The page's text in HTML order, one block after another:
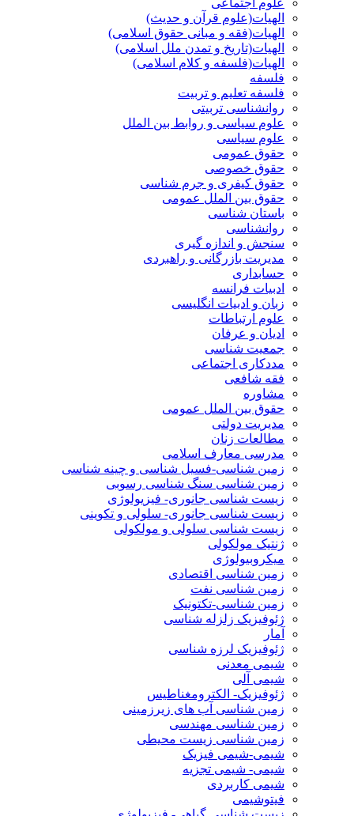
الهیات(علوم قرآن و حدیث)
الهیات(فقه و مبانی حقوق اسلامی)
الهیات(تاریخ و تمدن ملل اسلامی)
الهیات(فلسفه و کلام اسلامی)
فلسفه
فلسفه تعلیم و تربیت
روانشناسی تربیتی
علوم سیاسی و روابط بین الملل
علوم سیاسی
حقوق عمومی
حقوق خصوصی
حقوق کیفری و جرم شناسی
حقوق بین الملل عمومی
باستان شناسی
روانشناسی
سنجش و اندازه گیری
مدیریت بازرگانی و راهبردی
حسابداری
ادبیات فرانسه
زبان و ادبیات انگلیسی
علوم ارتباطات
ادیان و عرفان
جمعیت شناسی
مددکاری اجتماعی
فقه شافعی
مشاوره
حقوق بین الملل عمومی
مدیریت دولتی
مطالعات زنان
مدرسی معارف اسلامی
زمین شناسی-فسیل شناسی و چینه شناسی
زمین شناسی سنگ شناسی رسوبی
زیست شناسی جانوری- فیزیولوژی
زیست شناسی جانوری- سلولی و تکوینی
زیست شناسی سلولی و مولکولی
ژنتیک مولکولی
میکروبیولوژی
زمین شناسی اقتصادی
زمین شناسی نفت
زمین شناسی-تکتونیک
ژئوفیزیک زلزله شناسی
آمار
ژئوفیزیک لرزه شناسی
شیمی معدنی
شیمی آلی
ژئوفیزیک- الکترومغناطیس
زمین شناسی آب های زیرزمینی
زمین شناسی مهندسی
زمین شناسی زیست محیطی
شیمی-شیمی فیزیک
شیمی- شیمی تجزیه
شیمی کاربردی
فیتوشیمی